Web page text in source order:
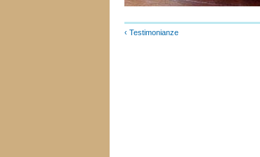
‹ Testimonianze